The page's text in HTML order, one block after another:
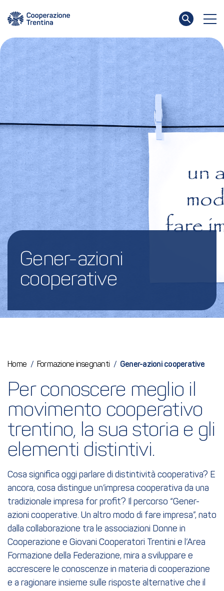
Gener-azioni
cooperative
Home / Formazione insegnanti / Gener-azioni cooperative
Per conoscere meglio il
movimento cooperativo
trentino, la sua storia e gli
elementi distintivi.
Cosa significa oggi parlare di distintività cooperativa? E
ancora, cosa distingue un’impresa cooperativa da una
tradizionale impresa for profit? Il percorso “Gener-
azioni cooperative. Un altro modo di fare impresa”, nato
dalla collaborazione tra le associazioni Donne in
Cooperazione e Giovani Cooperatori Trentini e l’Area
Formazione della Federazione, mira a sviluppare e
accrescere le conoscenze in materia di cooperazione
e a ragionare insieme sulle risposte alternative che il